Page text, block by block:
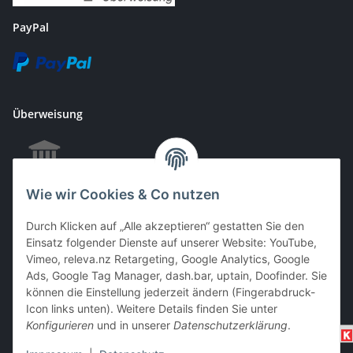
Wie wir Cookies & Co nutzen
Durch Klicken auf „Alle akzeptieren“ gestatten Sie den
Einsatz folgender Dienste auf unserer Website: YouTube,
Vimeo, releva.nz Retargeting, Google Analytics, Google
Ads, Google Tag Manager, dash.bar, uptain, Doofinder. Sie
können die Einstellung jederzeit ändern (Fingerabdruck-
Icon links unten). Weitere Details finden Sie unter
Konfigurieren und in unserer Datenschutzerklärung.
PayPal
Überweisung
EC & Kreditkartenzahlung bei Abholung
Barzahlung bei Abholung